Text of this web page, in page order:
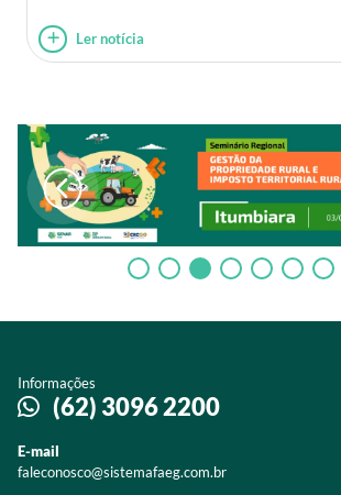
Ler notícia
Informações
(62) 3096 2200
E-mail
faleconosco@sistemafaeg.com.br